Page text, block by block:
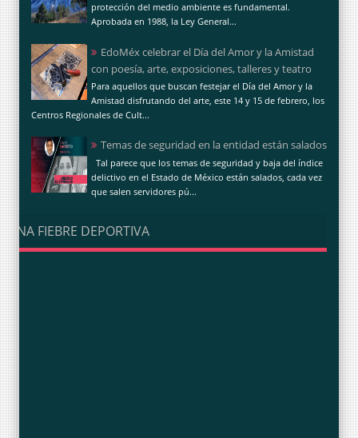
protección del medio ambiente es fundamental.
Aprobada en 1988, la Ley General...
EdoMéx celebrar el Día del Amor y la Amistad
con poesía, arte, exposiciones, talleres y teatro
Para aquellos que buscan festejar el Día del Amor y la
Amistad disfrutando del arte, este 14 y 15 de febrero, los
Centros Regionales de Cult...
Temas de seguridad en la entidad están salados
Tal parece que los temas de seguridad y baja del índice
delictivo en el Estado de México están salados, cada vez
que salen servidores pú...
UNA FIEBRE DEPORTIVA